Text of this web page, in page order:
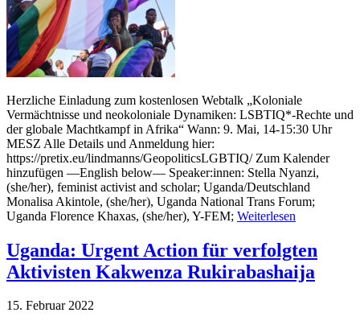
Herzliche Einladung zum kostenlosen Webtalk „Koloniale
Vermächtnisse und neokoloniale Dynamiken: LSBTIQ*-Rechte und
der globale Machtkampf in Afrika“ Wann: 9. Mai, 14-15:30 Uhr
MESZ Alle Details und Anmeldung hier:
https://pretix.eu/lindmanns/GeopoliticsLGBTIQ/ Zum Kalender
hinzufügen —English below— Speaker:innen: Stella Nyanzi,
(she/her), feminist activist and scholar; Uganda/Deutschland
Monalisa Akintole, (she/her), Uganda National Trans Forum;
Uganda Florence Khaxas, (she/her), Y-FEM; Weiterlesen
Uganda: Urgent Action für verfolgten
Aktivisten Kakwenza Rukirabashaija
15. Februar 2022